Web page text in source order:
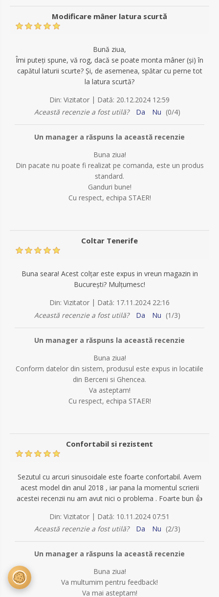
Modificare mâner latura scurtă
Bună ziua,
Îmi puteți spune, vă rog, dacă se poate monta mâner (și) în
capătul laturii scurte? Și, de asemenea, spătar cu perne tot
la latura scurtă?
Din: Vizitator | Dată: 20.12.2024 12:59
Această recenzie a fost utilă?
Da Nu (0/4)
Un manager a răspuns la această recenzie
Buna ziua!
Din pacate nu poate fi realizat pe comanda, este un produs
standard.
Ganduri bune!
Cu respect, echipa STAER!
Coltar Tenerife
Buna seara! Acest colțar este expus in vreun magazin in
București? Mulțumesc!
Din: Vizitator | Dată: 17.11.2024 22:16
Această recenzie a fost utilă?
Da Nu (1/3)
Un manager a răspuns la această recenzie
Buna ziua!
Conform datelor din sistem, produsul este expus in locatiile
din Berceni si Ghencea.
Va asteptam!
Cu respect, echipa STAER!
Confortabil si rezistent
Sezutul cu arcuri sinusoidale este foarte confortabil. Avem
acest model din anul 2018 , iar pana la momentul scrierii
acestei recenzii nu am avut nici o problema . Foarte bun 👍
Din: Vizitator | Dată: 10.11.2024 07:51
Această recenzie a fost utilă?
Da Nu (2/3)
Un manager a răspuns la această recenzie
Buna ziua!
Va multumim pentru feedback!
Va mai asteptam!